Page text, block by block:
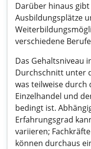
Darüber hinaus
Ausbildungsplätze
verschiedene
Das Gehaltsniveau
Durchschnitt unter
was teilweise durch
Einzelhandel und
bedingt ist.
Erfahrungsgrad
variieren;
können durchaus